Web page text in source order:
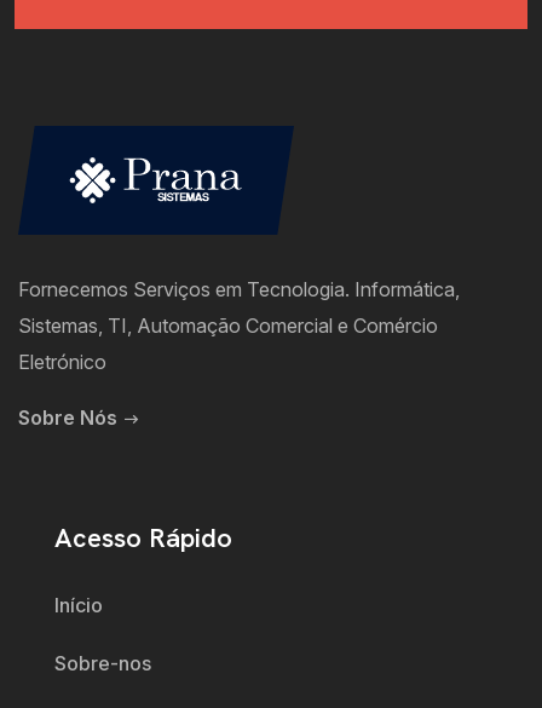
Fornecemos Serviços em Tecnologia. Informática,
Sistemas, TI, Automação Comercial e Comércio
Eletrónico
Sobre Nós
Acesso Rápido
Início
Sobre-nos